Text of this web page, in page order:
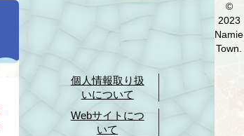
個人情報取り扱
いについて
Webサイトにつ
いて
©
2023
Namie
Town.